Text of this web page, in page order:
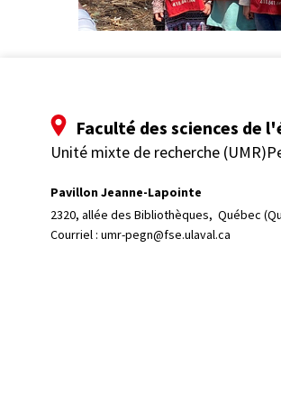
Faculté des sciences de
Unité mixte de recherche
Pavillon Jeanne-Lapointe
2320, allée des Bibliothèques, Québec
Courriel : umr-pegn@fse.ulaval.ca